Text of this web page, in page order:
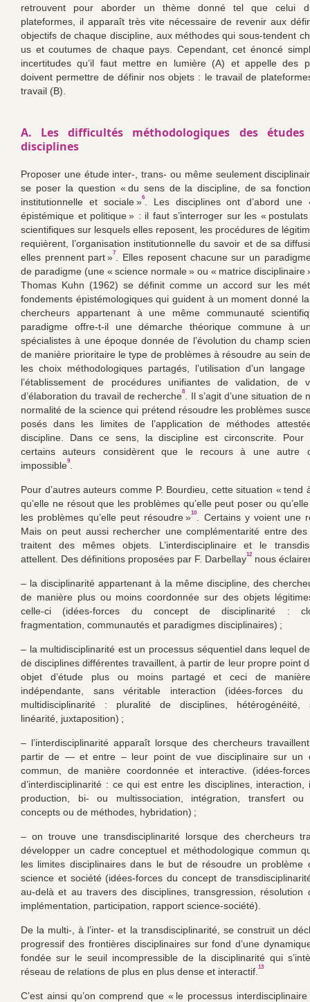
retrouvent pour aborder un thème donné tel que celui
plateformes, il apparaît très vite nécessaire de revenir aux
objectifs de chaque discipline, aux méthodes qui sous-tendent
us et coutumes de chaque pays. Cependant, cet énoncé
incertitudes qu’il faut mettre en lumière (A) et appelle des
doivent permettre de définir nos objets : le travail de
travail (B).
A. Les difficultés méthodologiques des
disciplines
Proposer une étude inter-, trans- ou même seulement
se poser la question « du sens de la discipline, de sa
institutionnelle et sociale »6. Les disciplines ont d’abord une
épistémique et politique » : il faut s’interroger sur les «
scientifiques sur lesquels elles reposent, les procédures de
requièrent, l’organisation institutionnelle du savoir et de sa
elles prennent part »7
. Elles reposent chacune sur un
de paradigme (une « science normale » ou « matrice disciplinaire
Thomas Kuhn (1962) se définit comme un accord sur les
fondements épistémologiques qui guident à un moment donné
chercheurs appartenant à une même communauté
paradigme offre-t-il une démarche théorique commune à
spécialistes à une époque donnée de l’évolution du champ
de manière prioritaire le type de problèmes à résoudre au sein
les choix méthodologiques partagés, l’utilisation d’un
l’établissement de procédures unifiantes de validation, de
d’élaboration du travail de recherche8. Il s’agit d’une situation de
normalité de la science qui prétend résoudre les problèmes
posés dans les limites de l’application de méthodes
discipline. Dans ce sens, la discipline est circonscrite. Pour
certains auteurs considèrent que le recours à une autre
impossible9
Pour d’autres auteurs comme P. Bourdieu, cette situation « tend
qu’elle ne résout que les problèmes qu’elle peut poser ou
les problèmes qu’elle peut résoudre »10
. Certains y voient une
Mais on peut aussi rechercher une complémentarité entre
traitent des mêmes objets. L’interdisciplinaire et le
attellent. Des définitions proposées par F. Darbellay12 nous
– la disciplinarité appartenant à la même discipline, des
de manière plus ou moins coordonnée sur des objets
celle-ci (idées-forces du concept de disciplinarité :
fragmentation, communautés et paradigmes disciplinaires) ;
– la multidisciplinarité est un processus séquentiel dans lequel
de disciplines différentes travaillent, à partir de leur propre point
objet d’étude plus ou moins partagé et ceci de
indépendante, sans véritable interaction (idées-forces
multidisciplinarité : pluralité de disciplines, hétérogénéité,
linéarité, juxtaposition) ;
– l’interdisciplinarité apparaît lorsque des chercheurs
partir de — et entre – leur point de vue disciplinaire sur un
commun, de manière coordonnée et interactive. (idées-
d’interdisciplinarité : ce qui est entre les disciplines, interaction,
production, bi- ou multissociation, intégration, transfert
concepts ou de méthodes, hybridation) ;
– on trouve une transdisciplinarité lorsque des chercheurs
développer un cadre conceptuel et méthodologique commun
les limites disciplinaires dans le but de résoudre un problème
science et société (idées-forces du concept de
au-delà et au travers des disciplines, transgression, résolution
implémentation, participation, rapport science-société).
De la multi-, à l’inter- et la transdisciplinarité, se construit un
progressif des frontières disciplinaires sur fond d’une
fondée sur le seuil incompressible de la disciplinarité qui
réseau de relations de plus en plus dense et interactif. 13
C’est ainsi qu’on comprend que « le processus